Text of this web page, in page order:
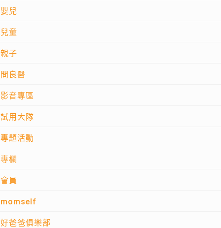
嬰兒
兒童
親子
問良醫
影音專區
試用大隊
專題活動
專欄
會員
momself
好爸爸俱樂部